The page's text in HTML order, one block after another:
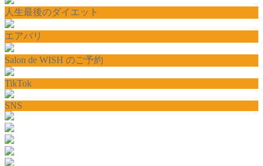
人生最後のダイエット
エアバリ
Salon de WISH のご予約
TikTok
SNS